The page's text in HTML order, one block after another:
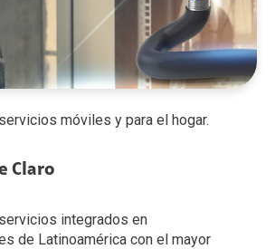
móviles y para el hogar.
Claro
integrados en
de Latinoamérica con el mayor